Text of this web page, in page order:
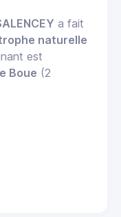
a fait
naturelle
est
Boue (2